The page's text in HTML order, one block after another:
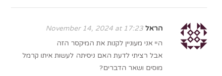
הראל November 14, 2024 at 17:23
היי אני מעוניין לקנות את המיקסר הזה
אבל רציתי לדעת האם ניסיתה לעשות איתו קרמל
מוסים ושאר הדברים?